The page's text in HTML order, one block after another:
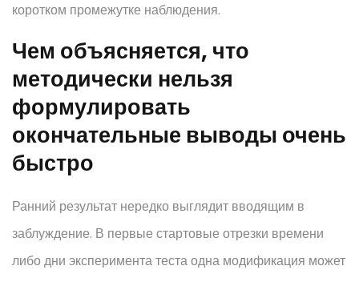
коротком промежутке наблюдения.
Чем объясняется, что
методически нельзя
формулировать
окончательные выводы очень
быстро
Ранний результат нередко выглядит вводящим в
заблуждение. В первые стартовые отрезки времени
либо дни эксперимента теста одна модификация может